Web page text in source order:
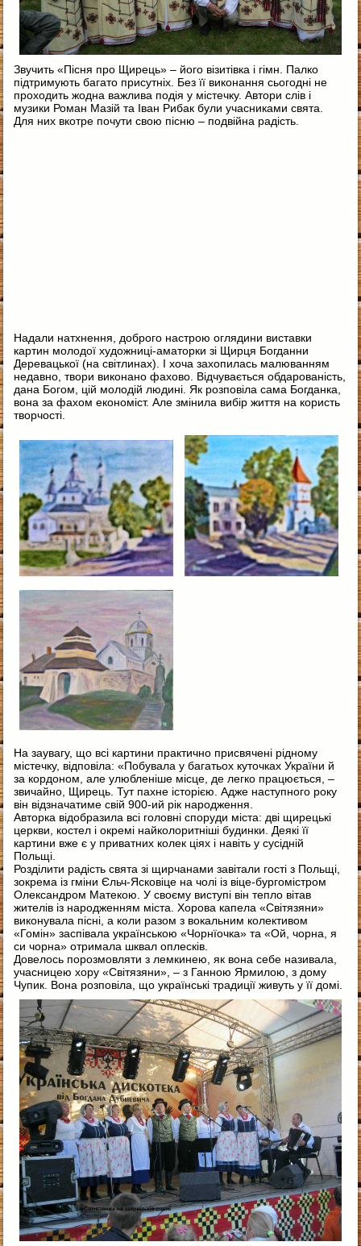
Звучить «Пісня про Щирець» – його візитівка і гімн. Палко
підтримують багато присутніх. Без її виконання сьогодні не
проходить жодна важлива подія у містечку. Автори слів і
музики Роман Мазій та Іван Рибак були учасниками свята.
Для них вкотре почути свою пісню – подвійна радість.
Надали натхнення, доброго настрою оглядини виставки
картин молодої художниці-аматорки зі Щирця Богданни
Деревацької (на світлинах). І хоча захопилась малюванням
недавно, твори виконано фахово. Відчувається обдарованість,
дана Богом, цій молодій людині. Як розповіла сама Богданка,
вона за фахом економіст. Але змінила вибір життя на користь
творчості.
На заувагу, що всі картини практично присвячені рідному
містечку, відповіла: «Побувала у багатьох куточках України й
за кордоном, але улюбленіше місце, де легко працюється, –
звичайно, Щирець. Тут пахне історією. Адже наступного року
він відзначатиме свій 900-ий рік народження.
Авторка відобразила всі головні споруди міста: дві щирецькі
церкви, костел і окремі найколоритніші будинки. Деякі її
картини вже є у приватних колек ціях і навіть у сусідній
Польщі.
Розділити радість свята зі щирчанами завітали гості з Польщі,
зокрема із гміни Єльч-Ясковіце на чолі із віце-бургомістром
Олександром Матекою. У своєму виступі він тепло вітав
жителів із народженням міста. Хорова капела «Світязяни»
виконувала пісні, а коли разом з вокальним колективом
«Гомін» заспівала українською «Чорнїочка» та «Ой, чорна, я
си чорна» отримала шквал оплесків.
Довелось порозмовляти з лемкинею, як вона себе називала,
учасницею хору «Світязяни», – з Ганною Ярмилою, з дому
Чупик. Вона розповіла, що українські традиції живуть у її домі.